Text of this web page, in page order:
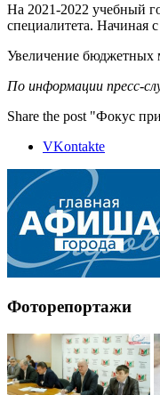
На 2021-2022 учебный
специалитета. Начиная
Увеличение бюджетных
По информации пресс-
Share the post "Фокус
VKontakte
Фоторепортажи